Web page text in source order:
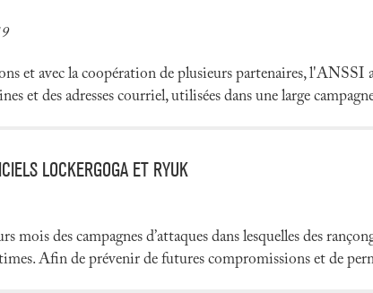
et avec la coopération de plusieurs partenaires, l'ANSSI
et des adresses courriel, utilisées dans une large
LOCKERGOGA ET RYUK
mois des campagnes d’attaques dans lesquelles des
Afin de prévenir de futures compromissions et de